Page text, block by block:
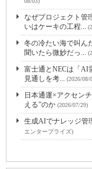
なぜプロジェクト管
いはケーキの工程...
冬の冷たい海で叫ん
聞いたら微妙だっ...
富士通とNECは「
見通しを考... (2026/08/
日本通運×アクセン
える”のか (2026/07/29)
生成AIでナレッジ
エンタープライズ)